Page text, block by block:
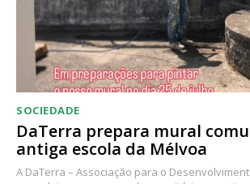
SOCIEDADE
DaTerra prepara mural
antiga escola da Mélvoa
A DaTerra – Associação para o